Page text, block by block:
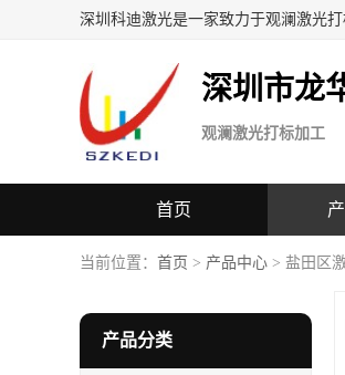
深圳科迪激光是一家致力于观澜激光
深圳市龙
观澜激光打标加工
首页
当前位置： 首页 > 产品中心 > 盐田区
产品分类